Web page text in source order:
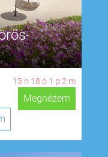
13 n 18 ó 1 p 1 m
Megnézem